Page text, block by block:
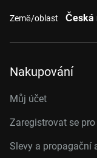
Země/oblast Česká
Nakupování
Můj účet
Zaregistrovat se
Slevy a propagační